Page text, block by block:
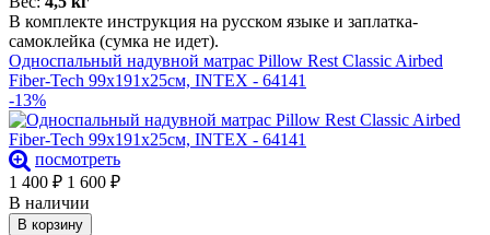
В комплекте инструкция на русском языке и заплатка-
самоклейка (сумка не идет).
Односпальный надувной матрас Pillow Rest Classic Airbed
Fiber-Tech 99х191х25см, INTEX - 64141
-13%
посмотреть
1 400 ₽ 1 600 ₽
В наличии
В корзину